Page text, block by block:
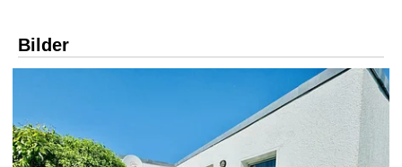
Bilder